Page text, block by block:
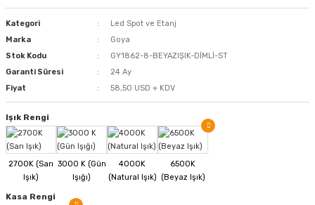
Kategori
Led Spot ve Etanj
Marka
Goya
Stok Kodu
GY1862-8-BEYAZIŞIK-DİMLİ-ST
Garanti Süresi
24 Ay
Fiyat
58,50 USD + KDV
Işık Rengi
Kasa Rengi